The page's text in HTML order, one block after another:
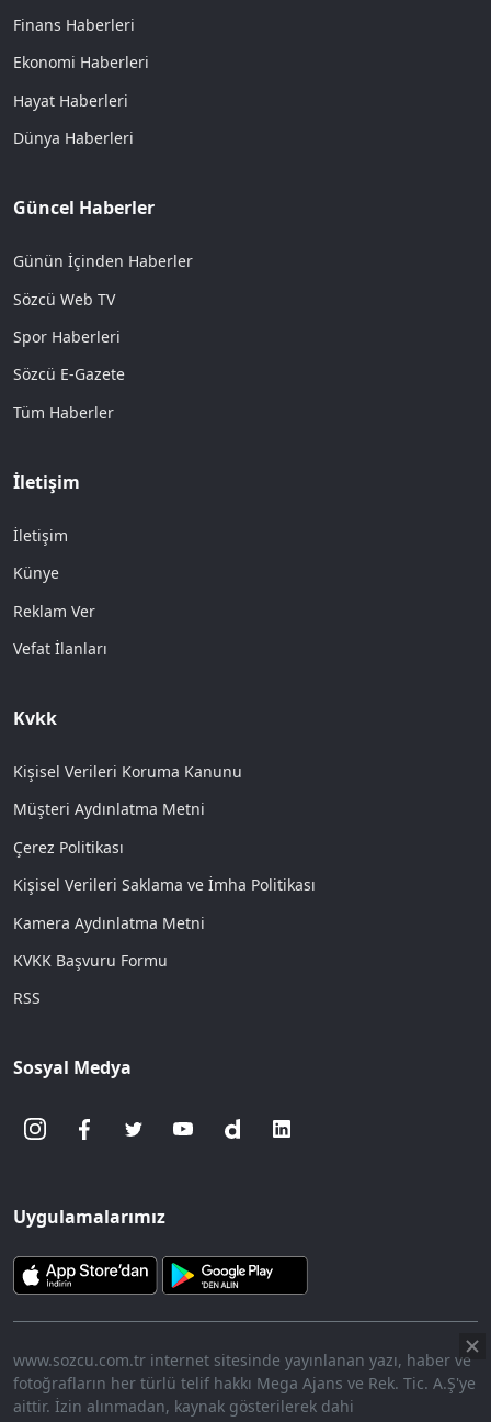
Finans Haberleri
Ekonomi Haberleri
Hayat Haberleri
Dünya Haberleri
Güncel Haberler
Günün İçinden Haberler
Sözcü Web TV
Spor Haberleri
Sözcü E-Gazete
Tüm Haberler
İletişim
İletişim
Künye
Reklam Ver
Vefat İlanları
Kvkk
Kişisel Verileri Koruma Kanunu
Müşteri Aydınlatma Metni
Çerez Politikası
Kişisel Verileri Saklama ve İmha Politikası
Kamera Aydınlatma Metni
KVKK Başvuru Formu
RSS
Sosyal Medya
Uygulamalarımız
www.sozcu.com.tr internet sitesinde yayınlanan yazı, haber ve
fotoğrafların her türlü telif hakkı Mega Ajans ve Rek. Tic. A.Ş'ye
aittir. İzin alınmadan, kaynak gösterilerek dahi